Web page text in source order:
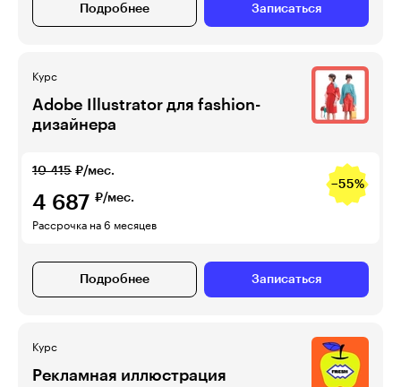
Подробнее Записаться
Курс
Adobe Illustrator для fashion-
дизайнера
10 415 ₽/мес.
−55%
4 687 ₽/мес.
Рассрочка на 6 месяцев
Подробнее Записаться
Курс
Рекламная иллюстрация